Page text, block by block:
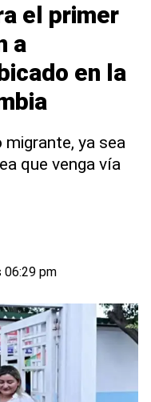
el primer
a
en la
ya sea
que venga vía
06:29 pm